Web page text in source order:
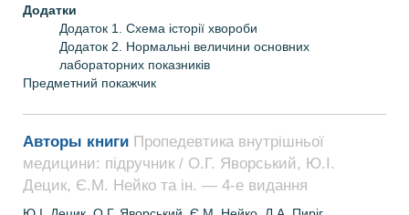
Додатки
Додаток 1. Схема історії хвороби
Додаток 2. Нормальні величини основних
лабораторних показників
Предметний покажчик
Авторы книги Пропедевтика внутрішньої
медицини: підручник / О.Г. Яворський, Ю.І.
Децик, Є.М. Нейко та ін. — 4-е видання